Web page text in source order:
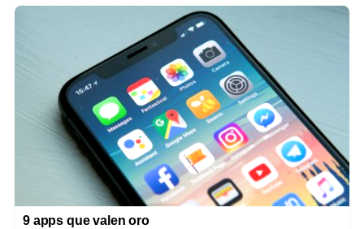
9 apps que valen oro